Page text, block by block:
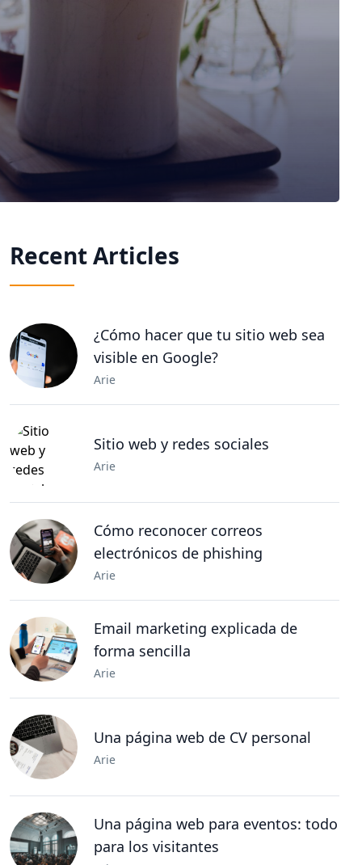
Recent Articles
¿Cómo hacer que tu sitio web sea
visible en Google?
Arie
Sitio web y redes sociales
Arie
Cómo reconocer correos
electrónicos de phishing
Arie
Email marketing explicada de
forma sencilla
Arie
Una página web de CV personal
Arie
Una página web para eventos: todo
para los visitantes